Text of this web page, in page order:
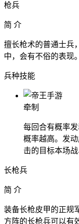
枪兵
简 介
擅长枪术的普通士兵
中，会有不俗的表现。
兵种技能
牵制
每回合有概率
概率越高。发
击的目标本场战
长枪兵
简 介
装备长枪皮甲的正规
方阵的长枪兵可以有